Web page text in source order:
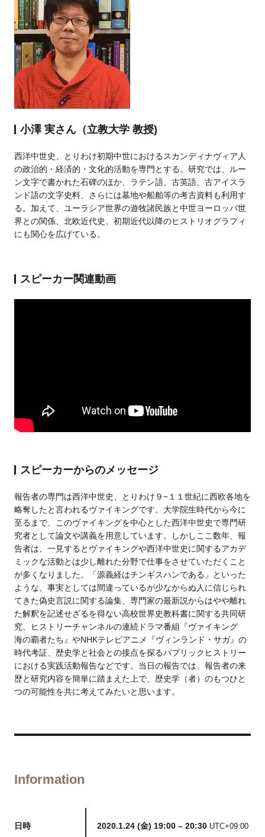
小澤 実さん（立教大学 教授)
西洋中世史、とりわけ初期中世におけるスカンディナヴィア人
の政治的・経済的・文化的活動を専門とする。研究では、ルー
ン文字で書かれた石碑のほか、ラテン語、古英語、古アイスラ
ンド語の文字史料、さらには墓地や船舶等の考古資料も利用す
る。加えて、ユーラシア世界の遊牧諸民族と中世ヨーロッパ世
界との関係、北欧近代史、初期近代以降のヒストリオグラフィ
にも関心を広げている。
スピーカー関連動画
スピーカーからのメッセージ
報告者の専門は西洋中世史、とりわけ９−１１世紀に西欧各地を
略奪したと言われるヴァイキングです。大学院生時代から今に
至るまで、このヴァイキングを中心とした西洋中世史で専門研
究者として論文や講義を用意しています。しかしここ数年、報
告者は、一見するとヴァイキングや西洋中世史に関するアカデ
ミックな活動とは少し離れた分野で仕事をさせていただくこと
が多くなりました。「源義経はチンギスハンである」といった
ような、事実としては間違っているが少なからぬ人に信じられ
てきた偽史言説に関する論集、専門家の最新説からはやや離れ
た解釈を記述せざるを得ない高校世界史教科書に関する共同研
究、ヒストリーチャンネルの連続ドラマ番組『ヴァイキング
海の覇者たち』やNHKテレビアニメ『ヴィンランド・サガ』の
時代考証、歴史学と社会との接点を探るパブリックヒストリー
における実践活動報告などです。当日の報告では、報告者の来
歴と研究内容を簡単に踏まえた上で、歴史学（者）のもつひと
つの可能性を共に考えてみたいと思います。
Information
日時 2020.1.24 (金) 19:00 – 20:30UTC+09:00